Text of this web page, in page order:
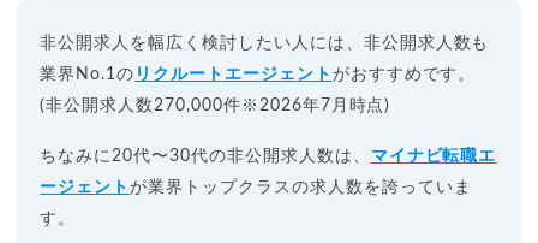
非公開求人を幅広く検討したい人には、非公開求人数も
業界No.1の リクルートエージェント がおすすめです。
(非公開求人数270,000件※2026年7月時点)
ちなみに20代〜30代の非公開求人数は、 マイナビ転職エ
ージェント が業界トップクラスの求人数を誇っていま
す。